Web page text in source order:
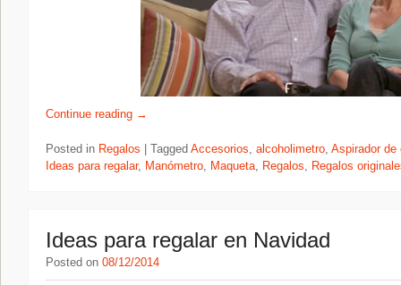
Continue reading →
Posted in Regalos Tagged Accesorios alcoholimetro Aspirador de
Ideas para regalar, Manómetro Maqueta Regalos Regalos
Ideas para regalar en Navidad
Posted on 08/12/2014